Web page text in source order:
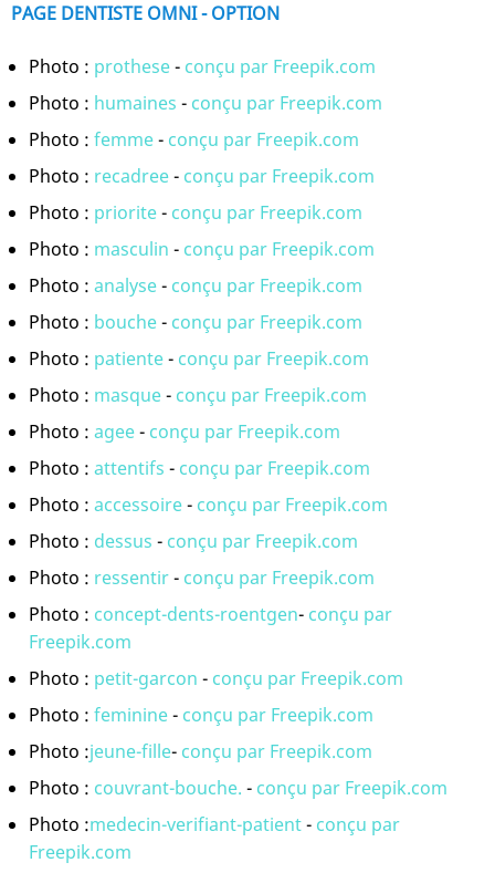
PAGE DENTISTE OMNI - OPTION
Photo : prothese- conçu par Freepik.com
Photo : humaines - conçu par Freepik.com
Photo : femme- conçu par Freepik.com
Photo : recadree- conçu par Freepik.com
Photo : priorite- conçu par Freepik.com
Photo : masculin - conçu par Freepik.com
Photo : analyse- conçu par Freepik.com
Photo : bouche- conçu par Freepik.com
Photo : patiente- conçu par Freepik.com
Photo : masque- conçu par Freepik.com
Photo : agee- conçu par Freepik.com
Photo : attentifs - conçu par Freepik.com
Photo : accessoire- conçu par Freepik.com
Photo : dessus - conçu par Freepik.com
Photo : ressentir- conçu par Freepik.com
Photo : concept-dents-roentgen- conçu par
Freepik.com
Photo : petit-garcon - conçu par Freepik.com
Photo : feminine- conçu par Freepik.com
Photo :jeune-fille- conçu par Freepik.com
Photo : couvrant-bouche. - conçu par Freepik.com
Photo :medecin-verifiant-patient- conçu par
Freepik.com